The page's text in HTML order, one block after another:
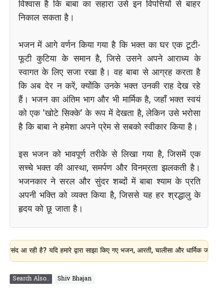
विश्वास है कि बाबा का सहारा उसे इन विपत्तियों से बाहर
निकाल सकता है।
भजन में आगे वर्णन किया गया है कि भक्त का घर एक टूटी-
फूटी कुटिया के समान है, जिसे उसने अपने आराध्य के
स्वागत के लिए सजा रखा है। वह बाबा से आग्रह करता है
कि अब देर न करें, क्योंकि उनके भक्त उनकी राह देख रहे
हैं। भजन का अंतिम भाग और भी मार्मिक है, जहाँ भक्त स्वयं
को एक 'खोटे सिक्के' के रूप में देखता है, लेकिन उसे भरोसा
है कि बाबा ने हमेशा अपने प्रेम से सबको स्वीकार किया है।
इस भजन को भावपूर्ण तरीके से लिखा गया है, जिसमें एक
सच्चे भक्त की आस्था, समर्पण और विनम्रता झलकती है।
भजनकार ने सरल और सुंदर शब्दों में बाबा श्याम के प्रति
अपनी भक्ति को व्यक्त किया है, जिससे यह हर श्रद्धालु के
हृदय को छू जाता है।
है? यदि हमारे द्वारा साझा किए गए भजन, आरती, चालीसा और धार्मिक
Search Also.. Shiv Bhajan